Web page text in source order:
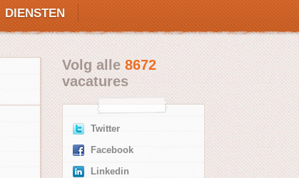
DIENSTEN
Volg alle8672
vacatures
Twitter
Facebook
Linkedin